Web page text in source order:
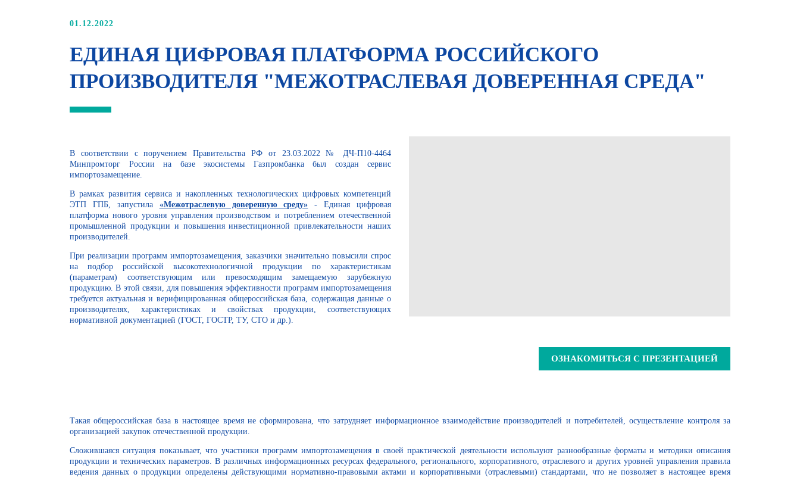
01.12.2022
ЕДИНАЯ ЦИФРОВАЯ ПЛАТФОРМА РОССИЙСКОГО
ПРОИЗВОДИТЕЛЯ "МЕЖОТРАСЛЕВАЯ ДОВЕРЕННАЯ СРЕДА"
В соответствии с поручением Правительства РФ от 23.03.2022 № ДЧ-П10-4464
Минпромторг России на базе экосистемы Газпромбанка был создан сервис
импортозамещение.
В рамках развития сервиса и накопленных технологических цифровых компетенций
ЭТП ГПБ, запустила «Межотраслевую доверенную среду» - Единая цифровая
платформа нового уровня управления производством и потреблением отечественной
промышленной продукции и повышения инвестиционной привлекательности наших
производителей.
При реализации программ импортозамещения, заказчики значительно повысили спрос
на подбор российской высокотехнологичной продукции по характеристикам
(параметрам) соответствующим или превосходящим замещаемую зарубежную
продукцию. В этой связи, для повышения эффективности программ импортозамещения
требуется актуальная и верифицированная общероссийская база, содержащая данные о
производителях, характеристиках и свойствах продукции, соответствующих
нормативной документацией (ГОСТ, ГОСТР, ТУ, СТО и др.).
ОЗНАКОМИТЬСЯ С ПРЕЗЕНТАЦИЕЙ
Такая общероссийская база в настоящее время не сформирована, что затрудняет информационное взаимодействие производителей и потребителей, осуществление контроля за
организацией закупок отечественной продукции.
Сложившаяся ситуация показывает, что участники программ импортозамещения в своей практической деятельности используют разнообразные форматы и методики описания
продукции и технических параметров. В различных информационных ресурсах федерального, регионального, корпоративного, отраслевого и других уровней управления правила
ведения данных о продукции определены действующими нормативно-правовыми актами и корпоративными (отраслевыми) стандартами, что не позволяет в настоящее время